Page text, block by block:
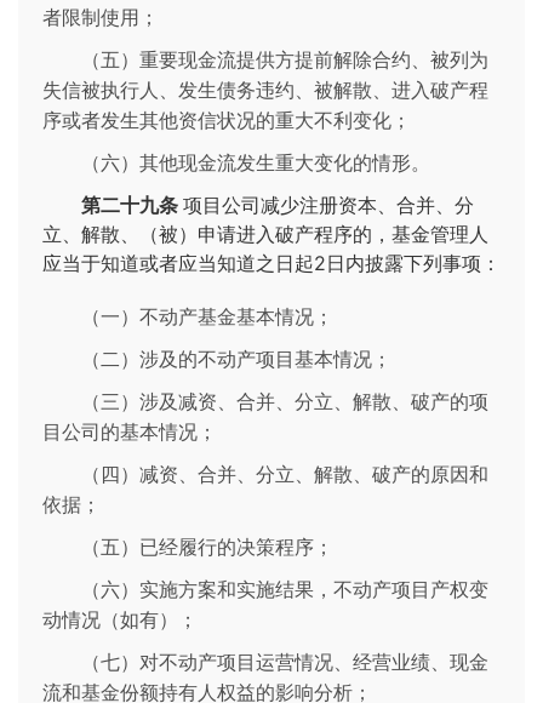
者限制使用；
（五）重要现金流提供方提前解除合约、被列为
失信被执行人、发生债务违约、被解散、进入破产程
序或者发生其他资信状况的重大不利变化；
（六）其他现金流发生重大变化的情形。
第二十九条 项目公司减少注册资本、合并、分
立、解散、（被）申请进入破产程序的，基金管理人
应当于知道或者应当知道之日起2日内披露下列事项：
（一）不动产基金基本情况；
（二）涉及的不动产项目基本情况；
（三）涉及减资、合并、分立、解散、破产的项
目公司的基本情况；
（四）减资、合并、分立、解散、破产的原因和
依据；
（五）已经履行的决策程序；
（六）实施方案和实施结果，不动产项目产权变
动情况（如有）；
（七）对不动产项目运营情况、经营业绩、现金
流和基金份额持有人权益的影响分析；